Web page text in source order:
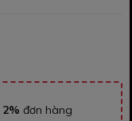
2% đơn hàng